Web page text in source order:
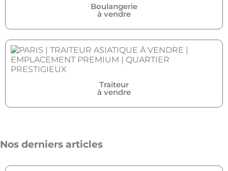
Boulangerie
à vendre
Traiteur
à vendre
Nos derniers articles